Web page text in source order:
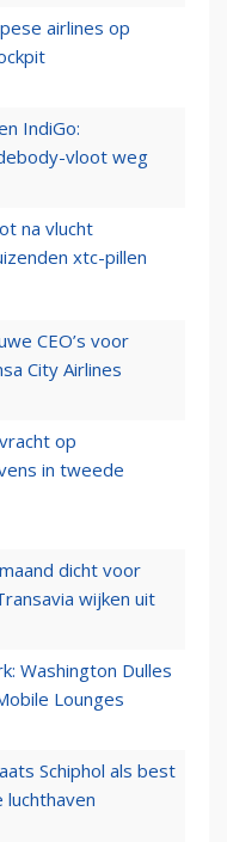
airlines op
IndiGo:
vloot weg
na vlucht
xtc-pillen
CEO’s voor
City Airlines
op
in tweede
dicht voor
wijken uit
Washington Dulles
Lounges
Schiphol als best